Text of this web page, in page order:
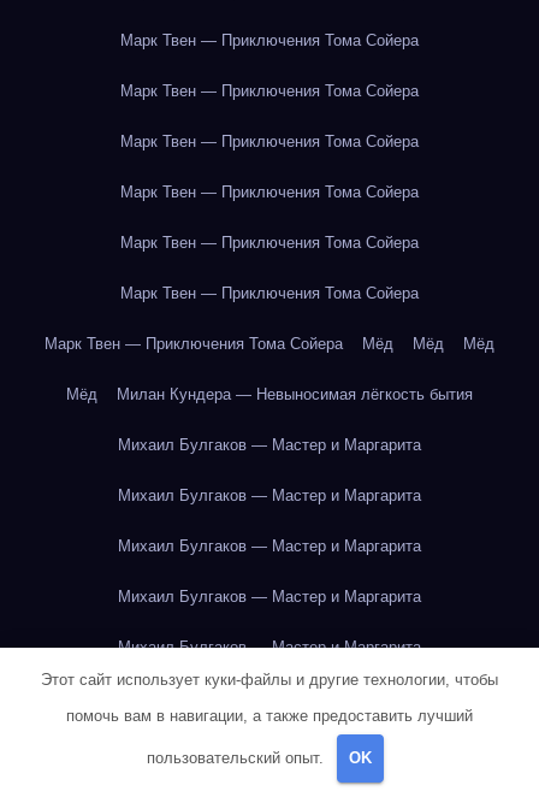
Марк Твен — Приключения Тома Сойера
Марк Твен — Приключения Тома Сойера
Марк Твен — Приключения Тома Сойера
Марк Твен — Приключения Тома Сойера
Марк Твен — Приключения Тома Сойера
Марк Твен — Приключения Тома Сойера
Марк Твен — Приключения Тома Сойера Мёд Мёд Мёд
Мёд Милан Кундера — Невыносимая лёгкость бытия
Михаил Булгаков — Мастер и Маргарита
Михаил Булгаков — Мастер и Маргарита
Михаил Булгаков — Мастер и Маргарита
Михаил Булгаков — Мастер и Маргарита
Михаил Булгаков — Мастер и Маргарита
Михаил Булгаков — Мастер и Маргарита
Этот сайт использует куки-файлы и другие технологии, чтобы
помочь вам в навигации, а также предоставить лучший
пользовательский опыт. OK